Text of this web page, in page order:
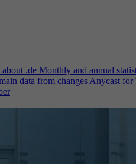
about .de Monthly and annual
data from changesAnycast for